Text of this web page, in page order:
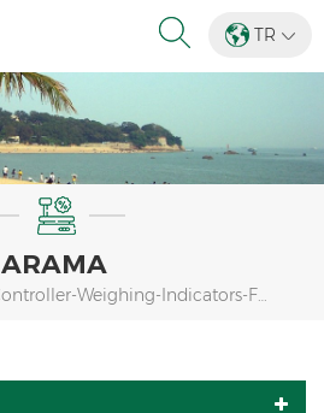
TR
ARAMA
Batching-Controller-Weighing-Indicators-For-Batching-Scale